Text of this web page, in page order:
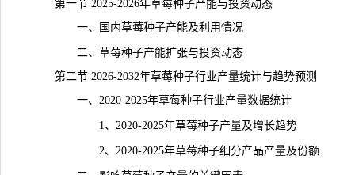
第一节 2025-2026年草莓种子产能与投资动态
一、国内草莓种子产能及利用情况
二、草莓种子产能扩张与投资动态
第二节 2026-2032年草莓种子行业产量统计与趋势预测
一、2020-2025年草莓种子行业产量数据统计
1、2020-2025年草莓种子产量及增长趋势
2、2020-2025年草莓种子细分产品产量及份额